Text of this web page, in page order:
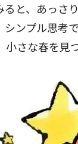
と、あっさ
ンプル思考
さな春を見